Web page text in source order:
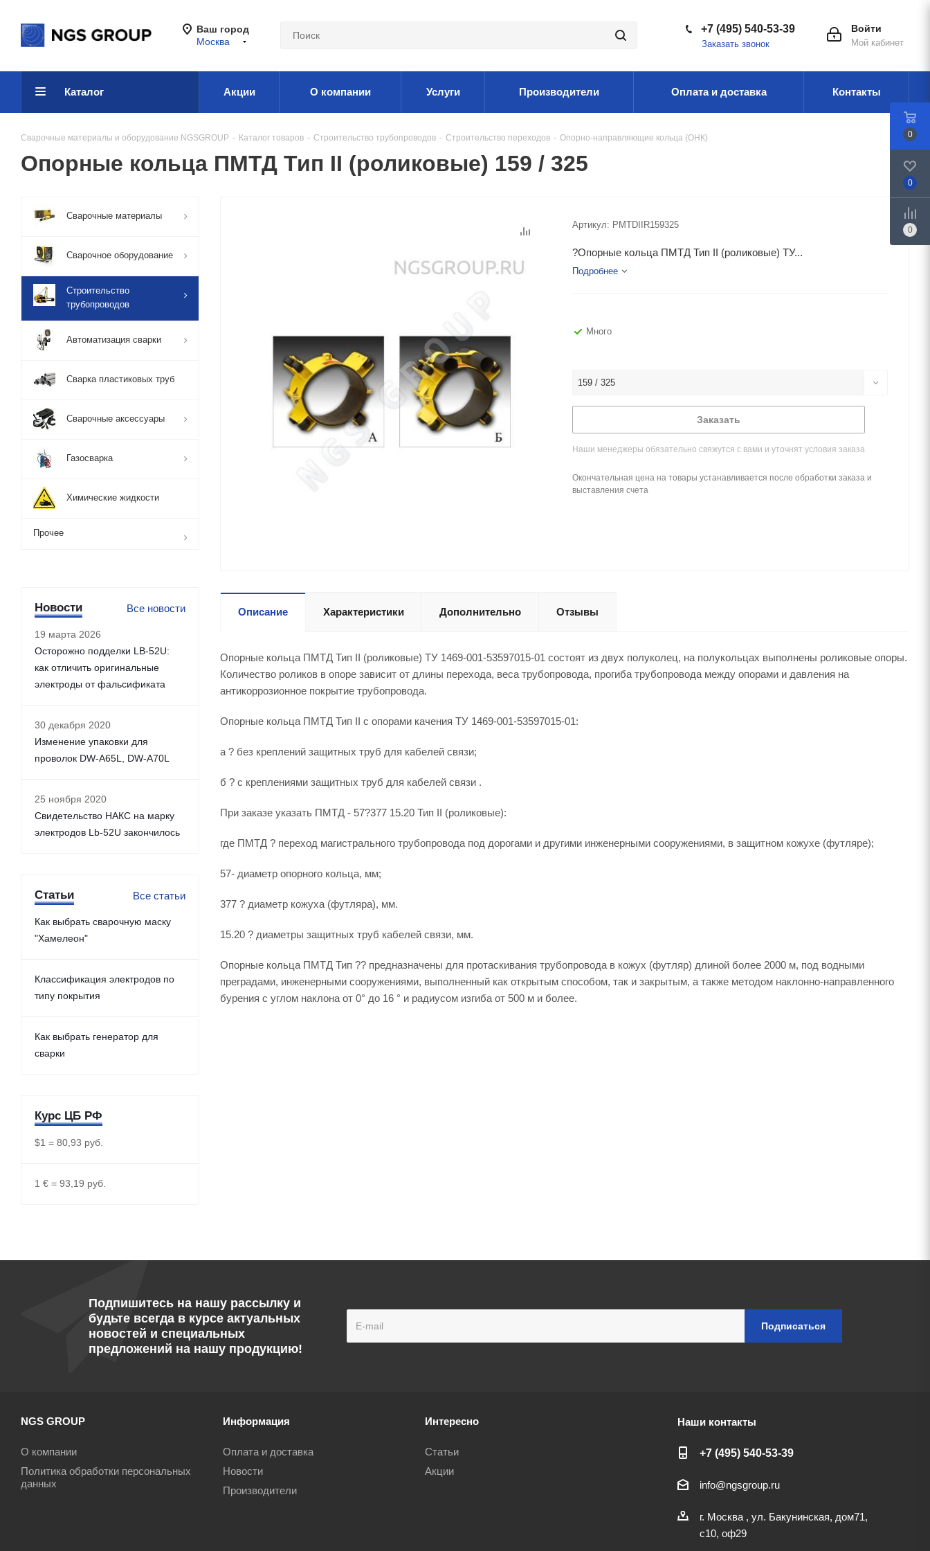
Ваш город
Москва
Войти
Мой кабинет
+7 (495) 540-53-39
Заказать звонок
Каталог Акции О компании Услуги Производители Оплата и доставка Контакты
Сварочные материалы и оборудование NGSGROUP - Каталог товаров - Строительство трубопроводов - Строительство переходов - Опорно-направляющие кольца (ОНК)
Опорные кольца ПМТД Тип II (роликовые) 159 / 325
Артикул: PMTDIIR159325
?Опорные кольца ПМТД Тип II (роликовые) ТУ...
Подробнее
Много
159 / 325
Заказать
Наши менеджеры обязательно свяжутся с вами и уточнят условия заказа
Окончательная цена на товары устанавливается после обработки заказа и
выставления счета
Описание Характеристики Дополнительно Отзывы
Опорные кольца ПМТД Тип II (роликовые) ТУ 1469-001-53597015-01 состоят из двух полуколец, на полукольцах выполнены роликовые опоры.
Количество роликов в опоре зависит от длины перехода, веса трубопровода, прогиба трубопровода между опорами и давления на
антикоррозионное покрытие трубопровода.
Опорные кольца ПМТД Тип II с опорами качения ТУ 1469-001-53597015-01:
а ? без креплений защитных труб для кабелей связи;
б ? с креплениями защитных труб для кабелей связи .
При заказе указать ПМТД - 57?377 15.20 Тип II (роликовые):
где ПМТД ? переход магистрального трубопровода под дорогами и другими инженерными сооружениями, в защитном кожухе (футляре);
57- диаметр опорного кольца, мм;
377 ? диаметр кожуха (футляра), мм.
15.20 ? диаметры защитных труб кабелей связи, мм.
Опорные кольца ПМТД Тип ?? предназначены для протаскивания трубопровода в кожух (футляр) длиной более 2000 м, под водными
преградами, инженерными сооружениями, выполненный как открытым способом, так и закрытым, а также методом наклонно-направленного
бурения с углом наклона от 0° до 16 ° и радиусом изгиба от 500 м и более.
Сварочные материалы
Сварочное оборудование
Строительство
трубопроводов
Автоматизация сварки
Сварка пластиковых труб
Сварочные аксессуары
Газосварка
Химические жидкости
Прочее
Новости Все новости
19 марта 2026
Осторожно подделки LB-52U:
как отличить оригинальные
электроды от фальсификата
30 декабря 2020
Изменение упаковки для
проволок DW-A65L, DW-A70L
25 ноября 2020
Свидетельство НАКС на марку
электродов Lb-52U закончилось
Статьи Все статьи
Как выбрать сварочную маску
"Хамелеон"
Классификация электродов по
типу покрытия
Как выбрать генератор для
сварки
Курс ЦБ РФ
$1 = 80,93 руб.
1 € = 93,19 руб.
Подпишитесь на нашу рассылку и
будьте всегда в курсе актуальных
новостей и специальных
предложений на нашу продукцию!
NGS GROUP
О компании
Политика обработки персональных
данных
Информация
Оплата и доставка
Новости
Производители
Интересно
Статьи
Акции
Наши контакты
+7 (495) 540-53-39
info@ngsgroup.ru
г. Москва , ул. Бакунинская, дом71,
с10, оф29
0
0
0